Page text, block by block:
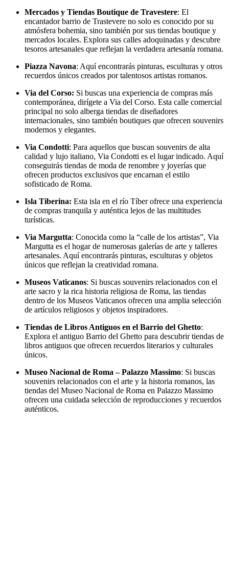
Mercados y Tiendas Boutique de Travestere: El
encantador barrio de Trastevere no solo es conocido por su
atmósfera bohemia, sino también por sus tiendas boutique y
mercados locales. Explora sus calles adoquinadas y descubre
tesoros artesanales que reflejan la verdadera artesanía romana.
Piazza Navona: Aquí encontrarás pinturas, esculturas y otros
recuerdos únicos creados por talentosos artistas romanos.
Via del Corso: Si buscas una experiencia de compras más
contemporánea, dirígete a Via del Corso. Esta calle comercial
principal no solo alberga tiendas de diseñadores
internacionales, sino también boutiques que ofrecen souvenirs
modernos y elegantes.
Via Condotti: Para aquellos que buscan souvenirs de alta
calidad y lujo italiano, Via Condotti es el lugar indicado. Aquí
conseguirás tiendas de moda de renombre y joyerías que
ofrecen productos exclusivos que encarnan el estilo
sofisticado de Roma.
Isla Tiberina: Esta isla en el río Tíber ofrece una experiencia
de compras tranquila y auténtica lejos de las multitudes
turísticas.
Via Margutta: Conocida como la “calle de los artistas”, Via
Margutta es el hogar de numerosas galerías de arte y talleres
artesanales. Aquí encontrarás pinturas, esculturas y objetos
únicos que reflejan la creatividad romana.
Museos Vaticanos: Si buscas souvenirs relacionados con el
arte sacro y la rica historia religiosa de Roma, las tiendas
dentro de los Museos Vaticanos ofrecen una amplia selección
de artículos religiosos y objetos inspiradores.
Tiendas de Libros Antiguos en el Barrio del Ghetto:
Explora el antiguo Barrio del Ghetto para descubrir tiendas de
libros antiguos que ofrecen recuerdos literarios y culturales
únicos.
Museo Nacional de Roma – Palazzo Massimo: Si buscas
souvenirs relacionados con el arte y la historia romanos, las
tiendas del Museo Nacional de Roma en Palazzo Massimo
ofrecen una cuidada selección de reproducciones y recuerdos
auténticos.